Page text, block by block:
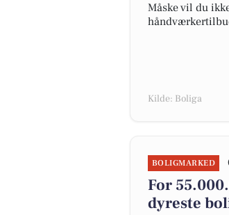
Måske vil du
Kilde: Boliga
BOLIGMARKED
For
dyreste